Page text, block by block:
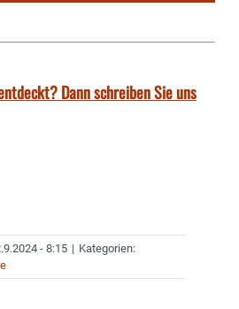
Dann schreiben Sie uns
- 8:15 | Kategorien: